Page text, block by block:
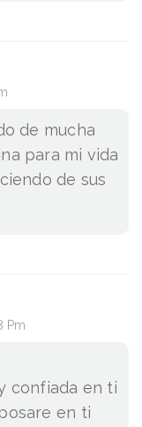
de mucha
para mi vida
de sus
Pm
confiada en ti
en ti